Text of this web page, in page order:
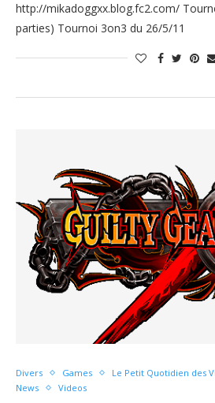
http://mikadoggxx.blog.fc2.com/
parties) Tournoi 3on3 du 26/5/11
Divers Games Le Petit Quotidien des
News
Videos